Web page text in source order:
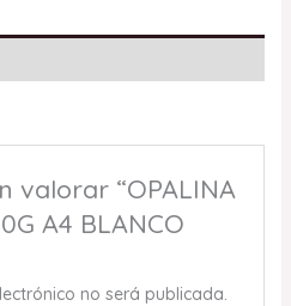
valorar “OPALINA
A4 BLANCO
no será publicada.